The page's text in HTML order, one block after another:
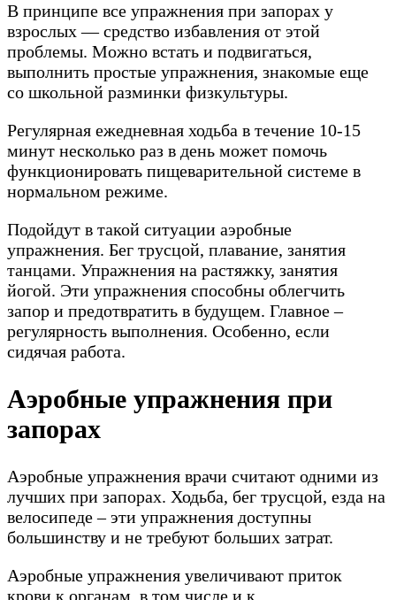
В принципе все упражнения при запорах у
взрослых — средство избавления от этой
проблемы. Можно встать и подвигаться,
выполнить простые упражнения, знакомые еще
со школьной разминки физкультуры.
Регулярная ежедневная ходьба в течение 10-15
минут несколько раз в день может помочь
функционировать пищеварительной системе в
нормальном режиме.
Подойдут в такой ситуации аэробные
упражнения. Бег трусцой, плавание, занятия
танцами. Упражнения на растяжку, занятия
йогой. Эти упражнения способны облегчить
запор и предотвратить в будущем. Главное –
регулярность выполнения. Особенно, если
сидячая работа.
Аэробные упражнения при
запорах
Аэробные упражнения врачи считают одними из
лучших при запорах. Ходьба, бег трусцой, езда на
велосипеде – эти упражнения доступны
большинству и не требуют больших затрат.
Аэробные упражнения увеличивают приток
крови к органам, в том числе и к